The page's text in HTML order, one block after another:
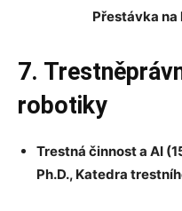
Přestávka na
7.
robotiky
Trestná činnost a AI
Ph.D., Katedra